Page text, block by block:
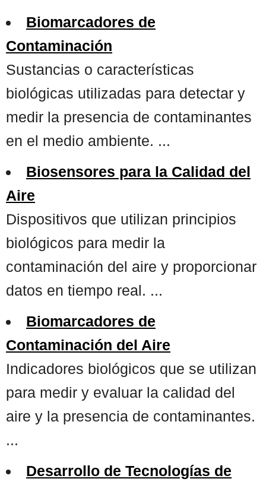
Biomarcadores de
Contaminación
Sustancias o características
biológicas utilizadas para detectar y
medir la presencia de contaminantes
en el medio ambiente. ...
Biosensores para la Calidad del
Aire
Dispositivos que utilizan principios
biológicos para medir la
contaminación del aire y proporcionar
datos en tiempo real. ...
Biomarcadores de
Contaminación del Aire
Indicadores biológicos que se utilizan
para medir y evaluar la calidad del
aire y la presencia de contaminantes.
...
Desarrollo de Tecnologías de